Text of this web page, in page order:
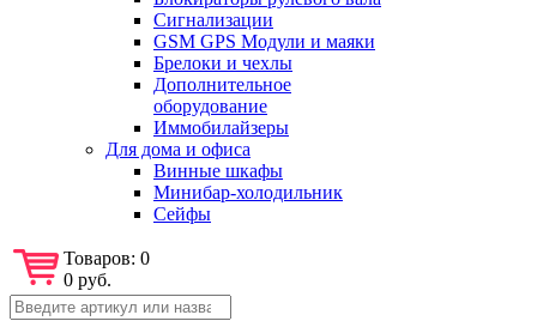
Сигнализации
GSM GPS Модули и маяки
Брелоки и чехлы
Дополнительное
оборудование
Иммобилайзеры
Для дома и офиса
Винные шкафы
Минибар-холодильник
Сейфы
Товаров: 0
0 руб.